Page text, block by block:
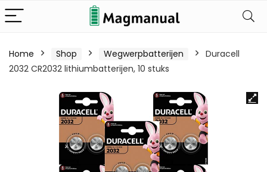
Home Shop Wegwerpbatterijen
Duracell
2032 CR2032 lithiumbatterijen, 10 stuks